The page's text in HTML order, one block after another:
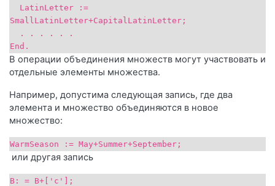
LatinLetter :=
SmallLatinLetter+CapitalLatinLetter;
. . . . . .
End.
В операции объединения множеств могут участвовать и
отдельные элементы множества.
Например, допустима следующая запись, где два
элемента и множество объединяются в новое
множество:
WarmSeason := May+Summer+September;
или другая запись
B: = B+['c'];